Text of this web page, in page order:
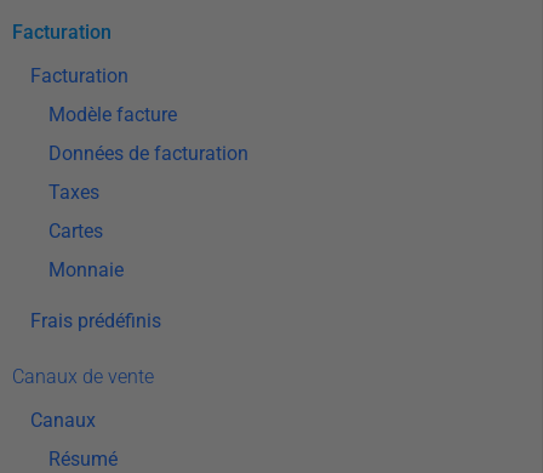
Facturation
Facturation
Modèle facture
Données de facturation
Taxes
Cartes
Monnaie
Frais prédéfinis
Canaux de vente
Canaux
Résumé